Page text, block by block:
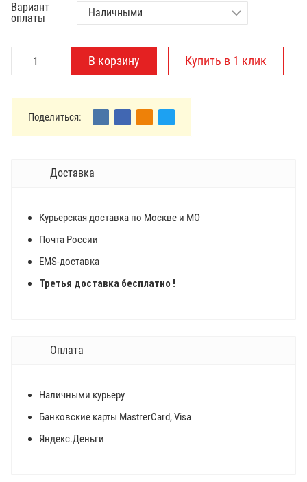
Вариант
оплаты
Поделиться:
Доставка
Курьерская доставка по Москве и МО
Почта России
EMS-доставка
Третья доставка бесплатно !
Оплата
Наличными курьеру
Банковские карты MastrerCard, Visa
Яндекс.Деньги